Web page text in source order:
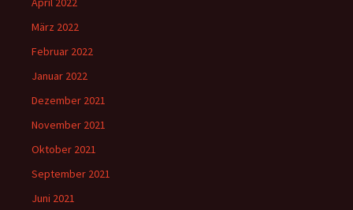
März 2022
Februar 2022
Januar 2022
Dezember 2021
November 2021
Oktober 2021
September 2021
Juni 2021